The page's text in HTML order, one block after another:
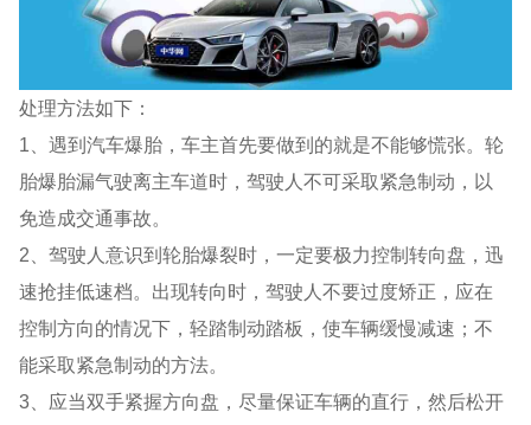
处理方法如下：
1、遇到汽车爆胎，车主首先要做到的就是不能够慌张。轮
胎爆胎漏气驶离主车道时，驾驶人不可采取紧急制动，以
免造成交通事故。
2、驾驶人意识到轮胎爆裂时，一定要极力控制转向盘，迅
速抢挂低速档。出现转向时，驾驶人不要过度矫正，应在
控制方向的情况下，轻踏制动踏板，使车辆缓慢减速；不
能采取紧急制动的方法。
3、应当双手紧握方向盘，尽量保证车辆的直行，然后松开